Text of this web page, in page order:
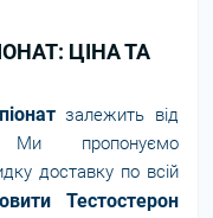
ЦІНА ТА
залежить від
пропонуємо
доставку по всій
Тестостерон